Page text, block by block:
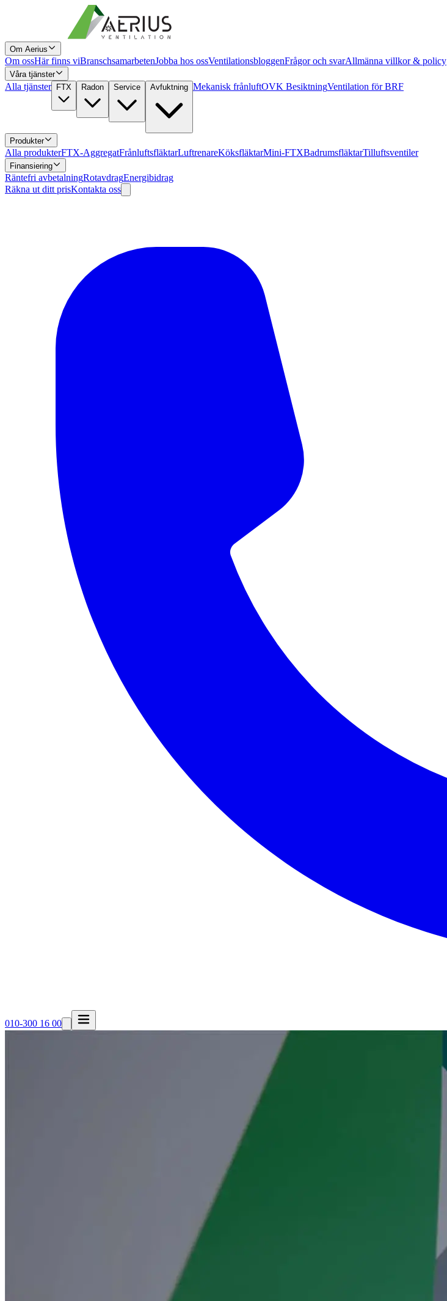
Om Aerius
Om ossHär finns viBranschsamarbetenJobba hos ossVentilationsbloggenFrågor och svarAllmänna villkor & policy
Våra tjänster
Alla tjänster FTX Radon Service Avfuktning Mekanisk frånluftOVK BesiktningVentilation för BRF
Produkter
Alla produkterFTX-AggregatFrånluftsfläktarLuftrenareKöksfläktarMini-FTXBadrumsfläktarTilluftsventiler
Finansiering
Räntefri avbetalningRotavdragEnergibidrag
Räkna ut ditt prisKontakta oss
010-300 16 00